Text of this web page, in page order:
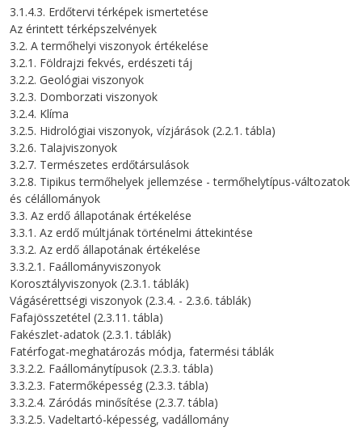
3.1.4.3. Erdőtervi térképek ismertetése
Az érintett térképszelvények
3.2. A termőhelyi viszonyok értékelése
3.2.1. Földrajzi fekvés, erdészeti táj
3.2.2. Geológiai viszonyok
3.2.3. Domborzati viszonyok
3.2.4. Klíma
3.2.5. Hidrológiai viszonyok, vízjárások (2.2.1. tábla)
3.2.6. Talajviszonyok
3.2.7. Természetes erdőtársulások
3.2.8. Tipikus termőhelyek jellemzése - termőhelytípus-változatok
és célállományok
3.3. Az erdő állapotának értékelése
3.3.1. Az erdő múltjának történelmi áttekintése
3.3.2. Az erdő állapotának értékelése
3.3.2.1. Faállományviszonyok
Korosztályviszonyok (2.3.1. táblák)
Vágásérettségi viszonyok (2.3.4. - 2.3.6. táblák)
Fafajösszetétel (2.3.11. tábla)
Fakészlet-adatok (2.3.1. táblák)
Fatérfogat-meghatározás módja, fatermési táblák
3.3.2.2. Faállománytípusok (2.3.3. tábla)
3.3.2.3. Fatermőképesség (2.3.3. tábla)
3.3.2.4. Záródás minősítése (2.3.7. tábla)
3.3.2.5. Vadeltartó-képesség, vadállomány